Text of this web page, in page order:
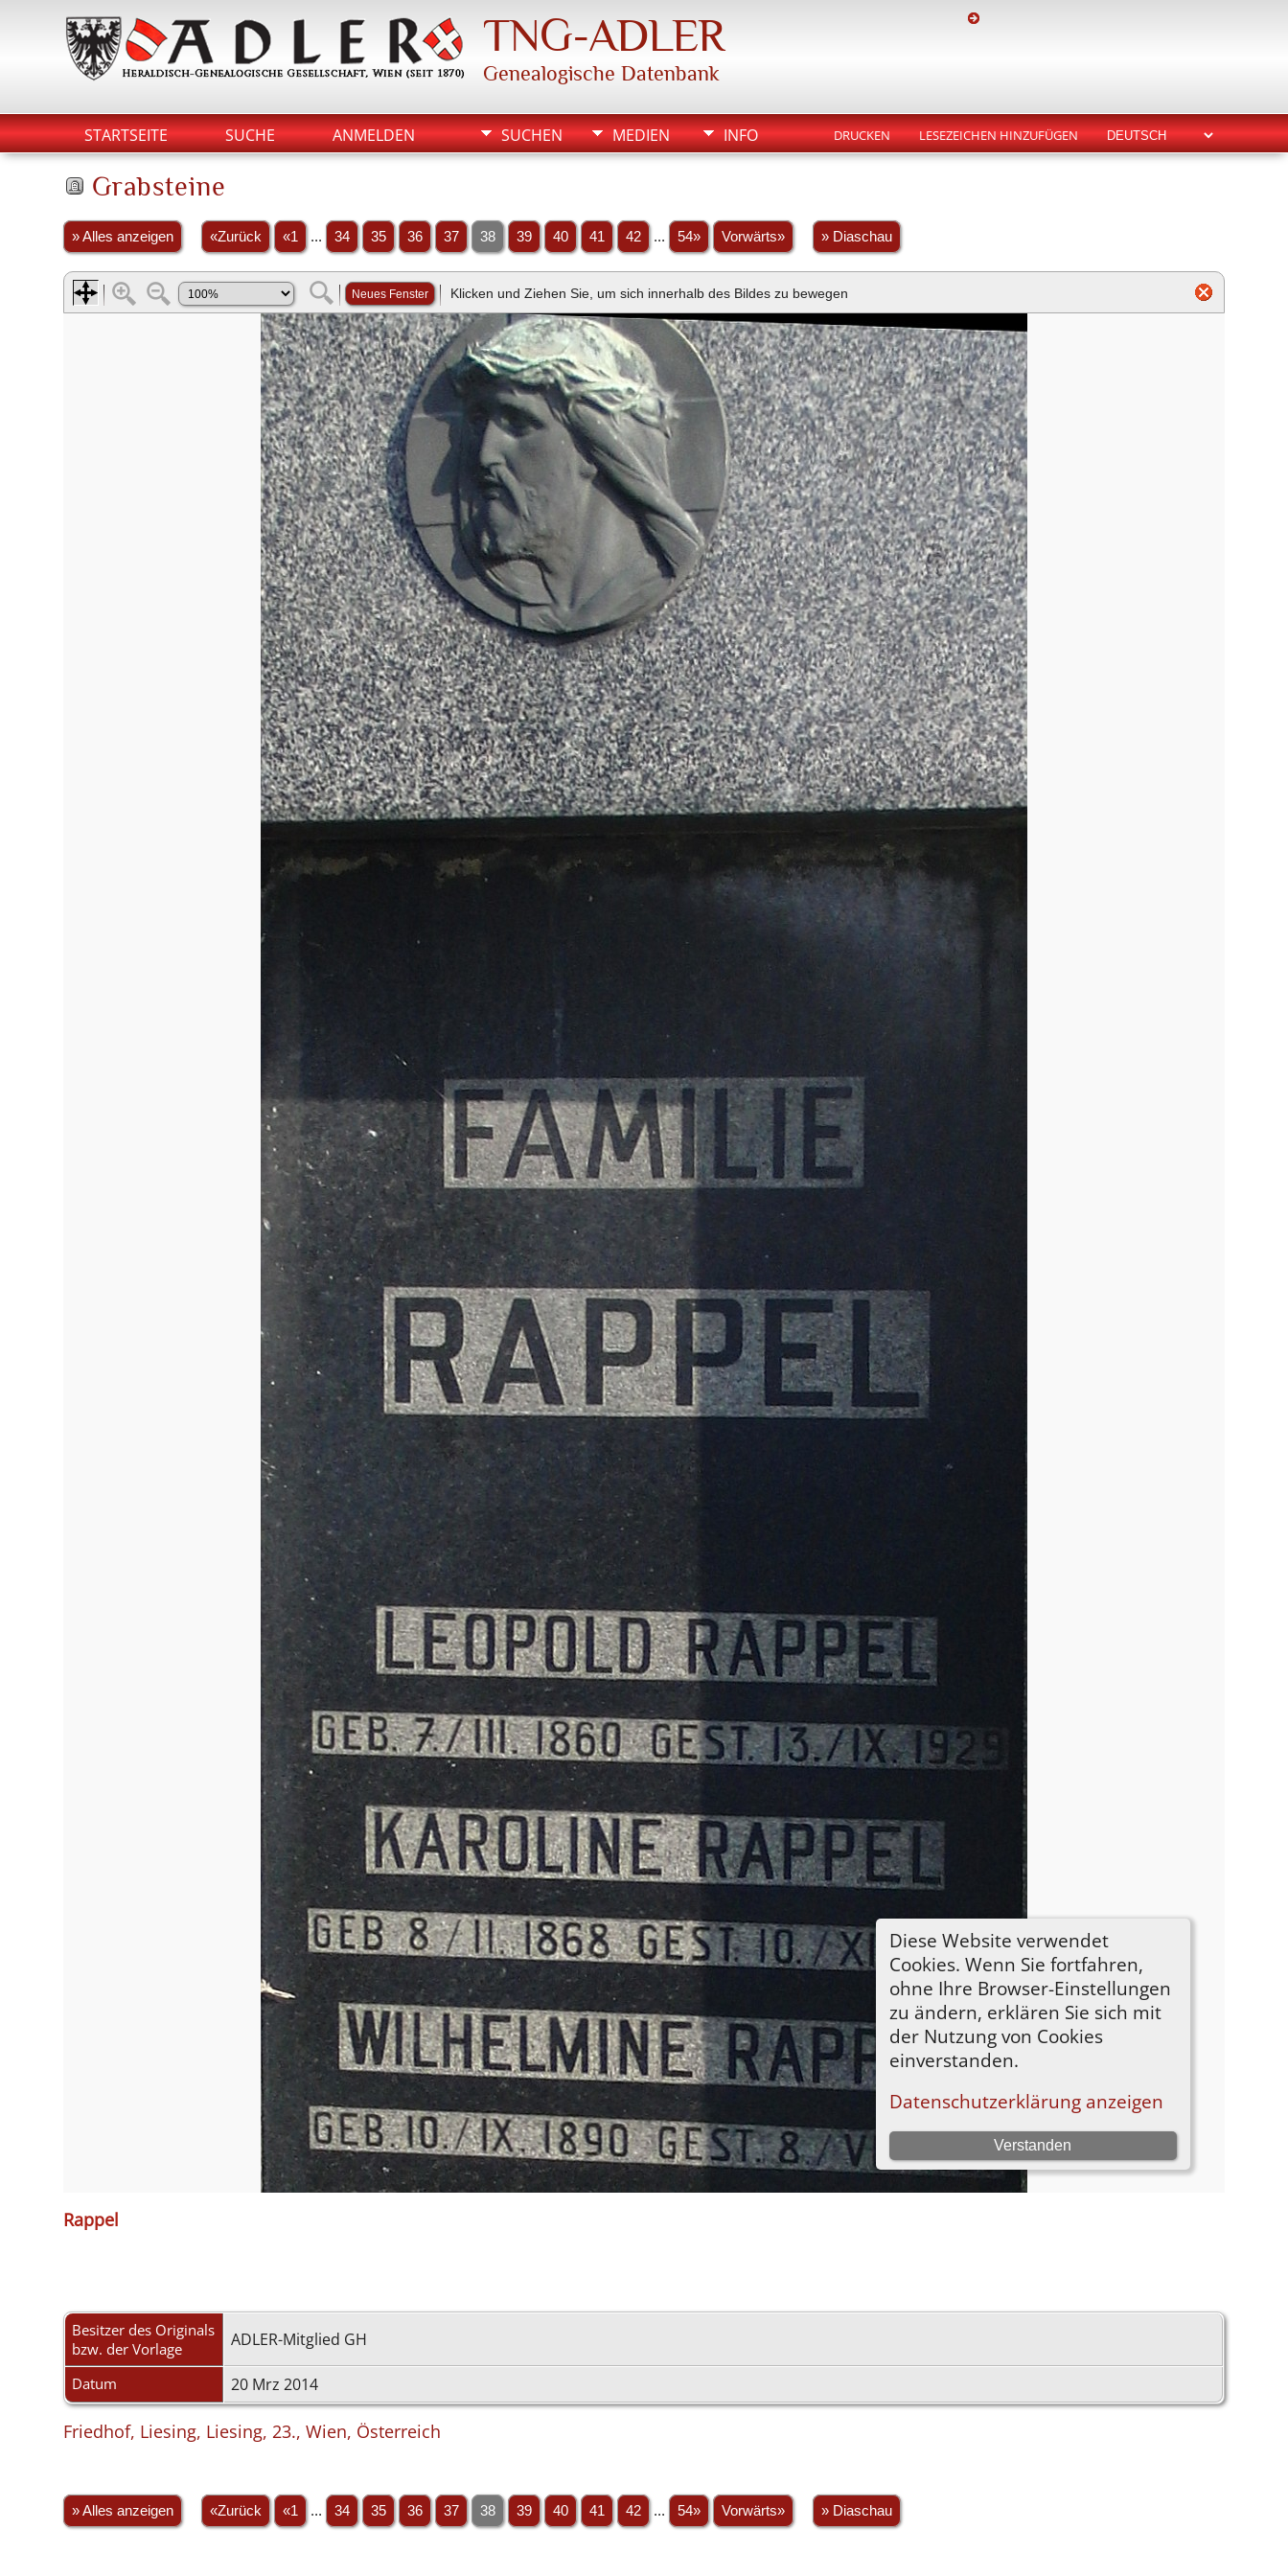
TNG-ADLER
Genealogische Datenbank
STARTSEITE SUCHE ANMELDEN SUCHEN MEDIEN INFO DRUCKEN LESEZEICHEN HINZUFÜGEN
Grabsteine
» Alles anzeigen «Zurück «1 ... 34 35 36 37 38 39 40 41 42 ... 54» Vorwärts» » Diaschau
Rappel
Besitzer des Originals
bzw. der Vorlage
ADLER-Mitglied GH
Datum 20 Mrz 2014
Friedhof, Liesing, Liesing, 23., Wien, Österreich
» Alles anzeigen «Zurück «1 ... 34 35 36 37 38 39 40 41 42 ... 54» Vorwärts» » Diaschau